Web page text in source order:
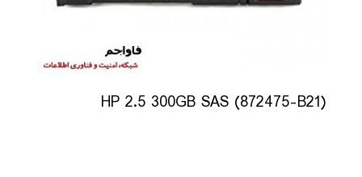
HP 2.5 300GB SAS (872475-B21)